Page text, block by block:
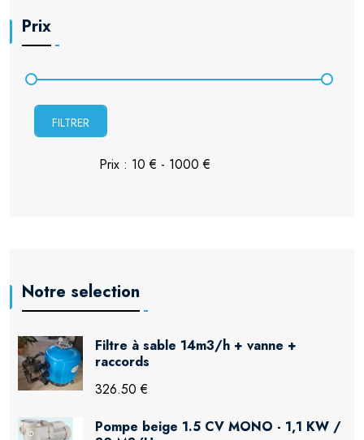
Prix
FILTRER
Notre selection
Filtre à sable 14m3/h + vanne +
raccords
326.50 €
Pompe beige 1.5 CV MONO - 1,1 KW /